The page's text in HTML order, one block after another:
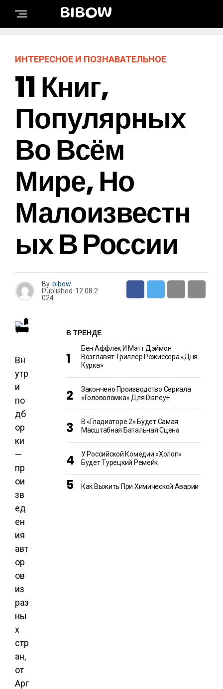
BIBOW
ИНТЕРЕСНОЕ И ПОЗНАВАТЕЛЬНОЕ
11 Книг,
Популярных
Во Всём
Мире, Но
Малоизвестн
Ых В России
By bibow
Published 12.08.2
024
Вн
утр
и
по
дб
ор
ки
—
пр
ои
зв
ед
ен
ия
авт
ор
ов
из
раз
ны
х
стр
ан,
от
Арг
В ТРЕНДЕ
Бен Аффлек И Мэтт Дэймон
Возглавят Триллер Режиссера «Дня
Курка»
Закончено Производство Сериала
«Головоломка» Для Disney+
В «Гладиаторе 2» Будет Самая
Масштабная Батальная Сцена
У Российской Комедии «Холоп»
Будет Турецкий Ремейк
Как Выжить При Химической Аварии